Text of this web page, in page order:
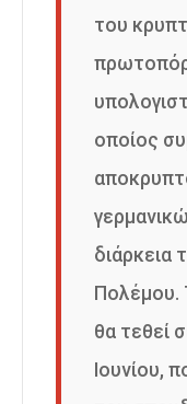
του
οποίος
διάρκεια
Πολέμου.
θα τεθεί
Ιουνίου,